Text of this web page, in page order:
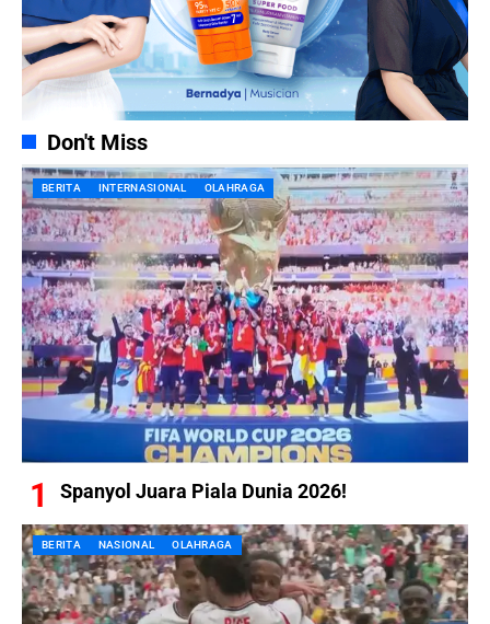
Don't Miss
BERITA INTERNASIONAL OLAHRAGA
Spanyol Juara Piala Dunia 2026!
BERITA NASIONAL OLAHRAGA